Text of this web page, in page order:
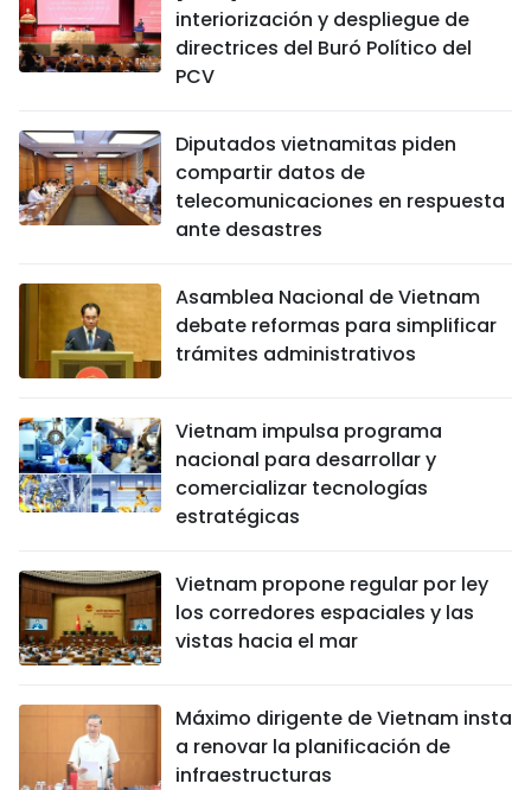
interiorización y despliegue de
directrices del Buró Político del
PCV
Diputados vietnamitas piden
compartir datos de
telecomunicaciones en respuesta
ante desastres
Asamblea Nacional de Vietnam
debate reformas para simplificar
trámites administrativos
Vietnam impulsa programa
nacional para desarrollar y
comercializar tecnologías
estratégicas
Vietnam propone regular por ley
los corredores espaciales y las
vistas hacia el mar
Máximo dirigente de Vietnam insta
a renovar la planificación de
infraestructuras